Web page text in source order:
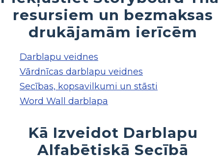
resursiem un bezmaksas
drukājamām ierīcēm
Darblapu veidnes
Vārdnīcas darblapu veidnes
Secības, kopsavilkumi un stāsti
Word Wall darblapa
Kā Izveidot Darblapu
Alfabētiskā Secībā